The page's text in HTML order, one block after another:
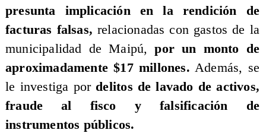
presunta implicación en la rendición de
facturas falsas, relacionadas con gastos de la
municipalidad de Maipú,por un monto de
aproximadamente $17 millones. Además, se
le investiga por delitos de lavado de activos,
fraude al fisco y falsificación de
instrumentos públicos.